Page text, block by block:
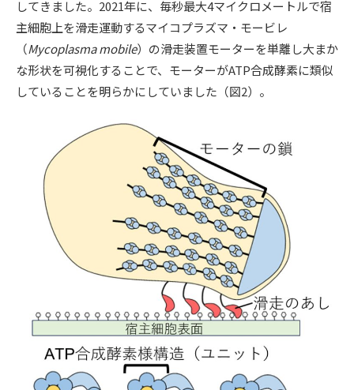
してきました。2021年に、毎秒最大4マイクロメートルで宿
主細胞上を滑走運動するマイコプラズマ・モービレ
（Mycoplasma mobile）の滑走装置モーターを単離し大まか
な形状を可視化することで、モーターがATP合成酵素に類似
していることを明らかにしていました（図2）。